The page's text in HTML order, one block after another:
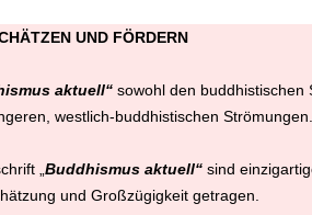
UND FÖRDERN
aktuell“ sowohl den buddhistischen
westlich-buddhistischen Strömungen.
„Buddhismus aktuell“ sind
und Großzügigkeit getragen.